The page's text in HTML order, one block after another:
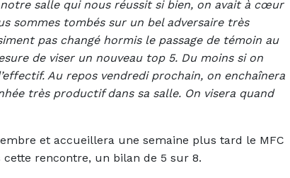
salle qui nous réussit si bien, on avait à cœur
sommes tombés sur un bel adversaire très
pas changé hormis le passage de témoin au
de viser un nouveau top 5. Du moins si on
Au repos vendredi prochain, on enchaînera
très productif dans sa salle. On visera quand
et accueillera une semaine plus tard le MFC
rencontre, un bilan de 5 sur 8.